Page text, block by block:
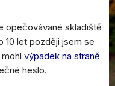
opečovávané skladiště
10 let později jsem se
výpadek na straně
heslo.